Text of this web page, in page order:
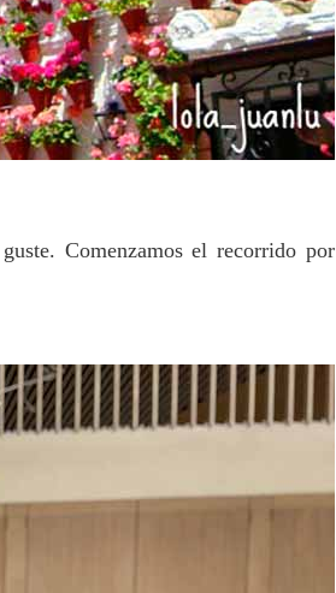
Comenzamos el recorrido por